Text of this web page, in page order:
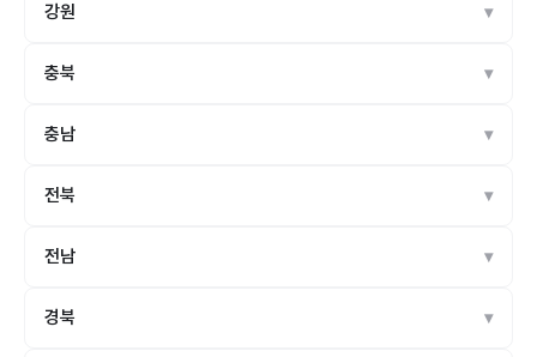
강원
충북
충남
전북
전남
경북